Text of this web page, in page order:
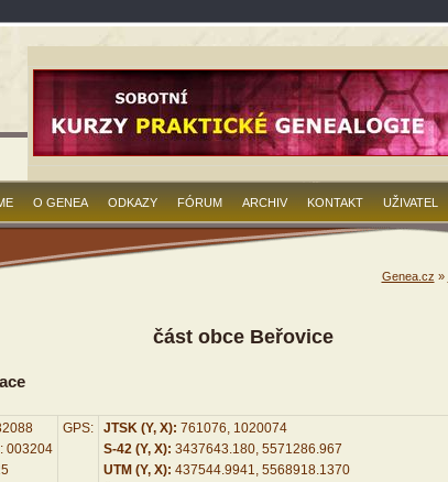
O GENEA ODKAZY FÓRUM ARCHIV KONTAKT UŽIVATEL
Genea.cz »
část obce Beřovice
003204
GPS: JTSK (Y, X): 761076, 1020074
S-42 (Y, X): 3437643.180, 5571286.967
UTM (Y, X): 437544.9941, 5568918.1370